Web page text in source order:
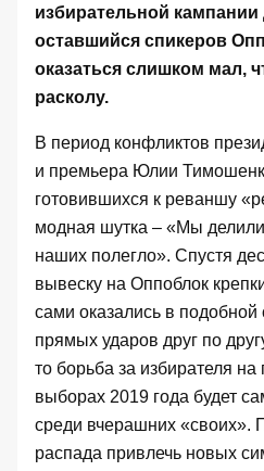
избирательной
оставшийся спикеров
оказаться слишком мал,
расколу.
В период конфликтов
и премьера Юлии
готовившихся к реваншу
модная шутка – «Мы
наших полегло». Спустя
вывеску на Оппоблок
сами оказались в
прямых ударов друг по
то борьба за избирателя на
выборах 2019 года будет
среди вчерашних «своих».
распада привлечь новых